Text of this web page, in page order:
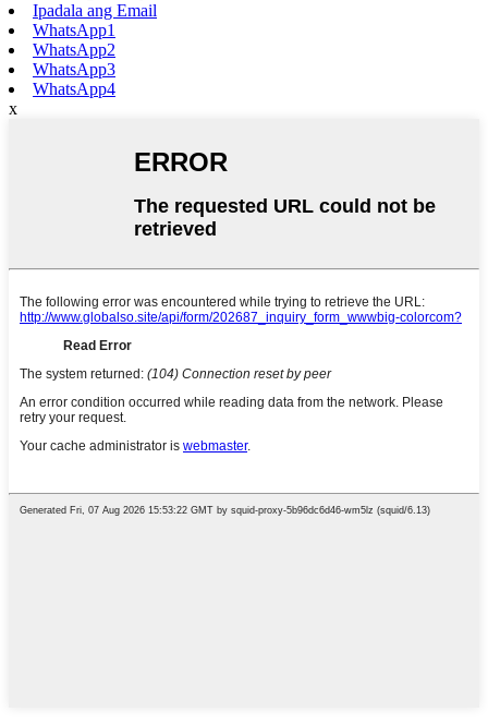
Ipadala ang Email
WhatsApp1
WhatsApp2
WhatsApp3
WhatsApp4
x